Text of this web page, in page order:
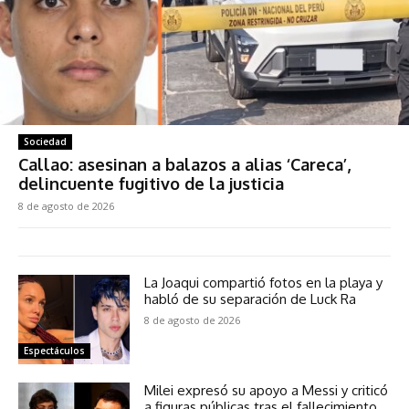
Sociedad
Callao: asesinan a balazos a alias ‘Careca’,
delincuente fugitivo de la justicia
8 de agosto de 2026
Espectáculos
La Joaqui compartió fotos en la playa y
habló de su separación de Luck Ra
8 de agosto de 2026
Milei expresó su apoyo a Messi y criticó